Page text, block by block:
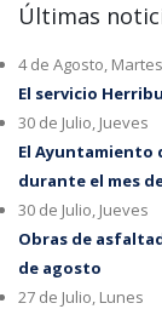
Últimas
4 de Agosto, Martes
El servicio
30 de Julio, Jueves
El Ayuntamiento
durante el mes
30 de Julio, Jueves
Obras de
de agosto
27 de Julio, Lunes